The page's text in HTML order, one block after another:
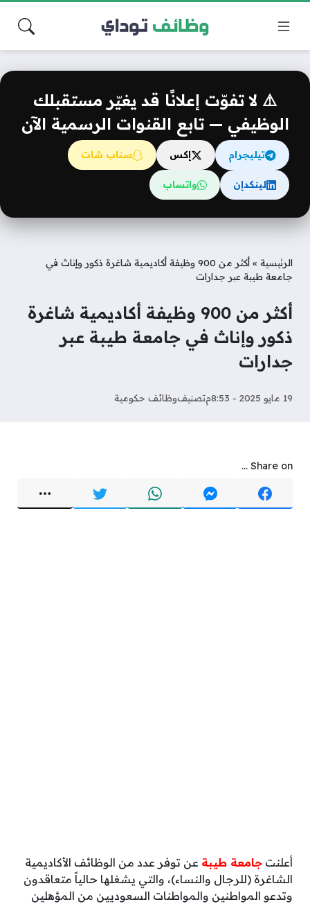
⚠️ لا تفوّت إعلانًا قد يغيّر مستقبلك
الوظيفي — تابع القنوات الرسمية الآن
تيليجرام إكس سناب شات
لينكدإن واتساب
الرئيسية »
أكثر من 900 وظيفة أكاديمية شاغرة ذكور وإناث في
جامعة طيبة عبر جدارات
أكثر من 900 وظيفة أكاديمية شاغرة
ذكور وإناث في جامعة طيبة عبر
جدارات
19 مايو 2025 - 8:53م تصنيفوظائف حكومية
Share on ...
أعلنت جامعة طيبة عن توفر عدد من الوظائف الأكاديمية
الشاغرة (للرجال والنساء)، والتي يشغلها حالياً متعاقدون
وتدعو المواطنين والمواطنات السعوديين من المؤهلين